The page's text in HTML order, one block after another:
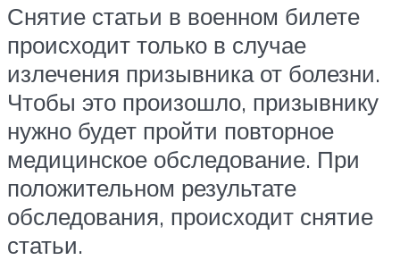
Снятие статьи в военном билете
происходит только в случае
излечения призывника от болезни.
Чтобы это произошло, призывнику
нужно будет пройти повторное
медицинское обследование. При
положительном результате
обследования, происходит снятие
статьи.